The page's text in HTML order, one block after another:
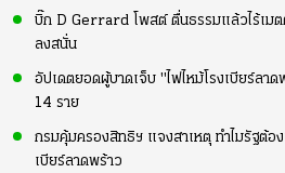
บิ๊ก D Gerrard โพสต์ ตื่นธรรมแล้วไร้เม
ลงสนั่น
อัปเดตยอดผู้บาดเจ็บ "ไฟไหม้โรงเบียร์ลา
14 ราย
กรมคุ้มครองสิทธิฯ แจงสาเหตุ ทำไมรัฐต้อ
เบียร์ลาดพร้าว